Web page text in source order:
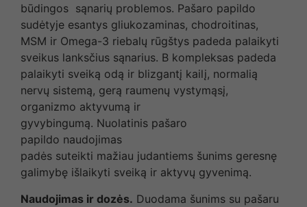
būdingos sąnarių problemos. Pašaro papildo
sudėtyje esantys gliukozaminas, chodroitinas,
MSM ir Omega-3 riebalų rūgštys padeda palaikyti
sveikus lanksčius sąnarius. B kompleksas padeda
palaikyti sveiką odą ir blizgantį kailį, normalią
nervų sistemą, gerą raumenų vystymąsį,
organizmo aktyvumą ir
gyvybingumą. Nuolatinis pašaro
papildo naudojimas
padės suteikti mažiau judantiems šunims geresnę
galimybę išlaikyti sveiką ir aktyvų gyvenimą.
Naudojimas ir dozės. Duodama šunims su pašaru